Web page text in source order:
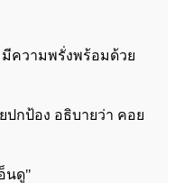
มีความพรั่งพร้อมด้วย
ปกป้อง อธิบายว่า คอย
นดู"